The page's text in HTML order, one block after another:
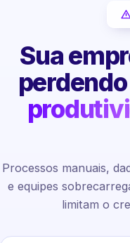
Sua
perdendo
Processos manuais,
e equipes
limitam o